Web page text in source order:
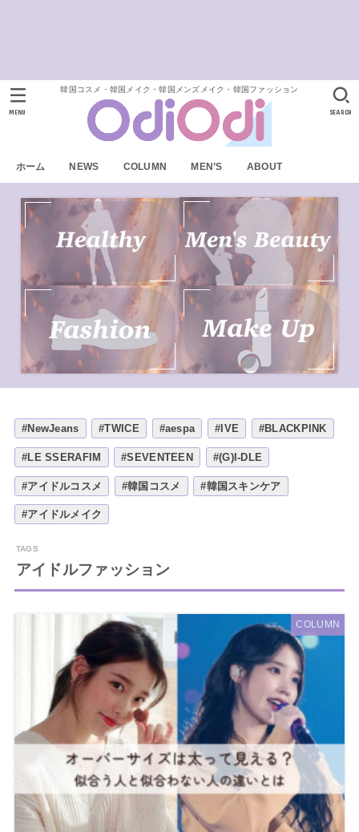
韓国コスメ・韓国メイク・韓国メンズメイク・韓国ファッション
ホーム NEWS COLUMN MEN’S ABOUT
SEARCH
MENU
#NewJeans #TWICE #aespa #IVE #BLACKPINK
#LE SSERAFIM #SEVENTEEN #(G)I-DLE
#アイドルコスメ #韓国コスメ #韓国スキンケア
#アイドルメイク
アイドルファッション
COLUMN